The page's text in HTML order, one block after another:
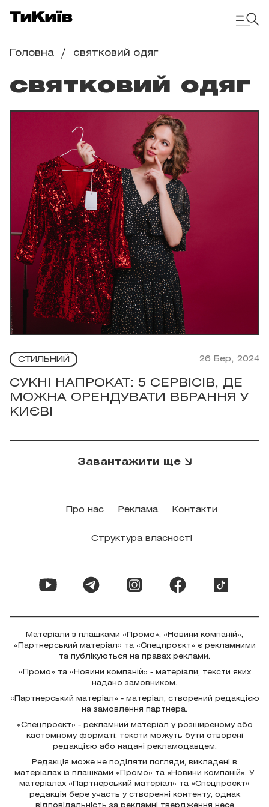
Головна святковий одяг
святковий одяг
СТИЛЬНИЙ 26 Бер, 2024
СУКНІ НАПРОКАТ: 5 СЕРВІСІВ, ДЕ
МОЖНА ОРЕНДУВАТИ ВБРАННЯ У
КИЄВІ
Завантажити ще
Про нас Реклама Контакти
Структура власності
Матеріали з плашками «Промо», «Новини компаній»,
«Партнерський матеріал» та «Спецпроєкт» є рекламними
та публікуються на правах реклами.
«Промо» та «Новини компаній» - матеріали, тексти яких
надано замовником.
«Партнерський матеріал» - матеріал, створений редакцією
на замовлення партнера.
«Спецпроєкт» - рекламний матеріал у розширеному або
кастомному форматі; тексти можуть бути створені
редакцією або надані рекламодавцем.
Редакція може не поділяти погляди, викладені в
матеріалах із плашками «Промо» та «Новини компаній». У
матеріалах «Партнерський матеріал» та «Спецпроєкт»
редакція бере участь у створенні контенту, однак
відповідальність за рекламні твердження несе